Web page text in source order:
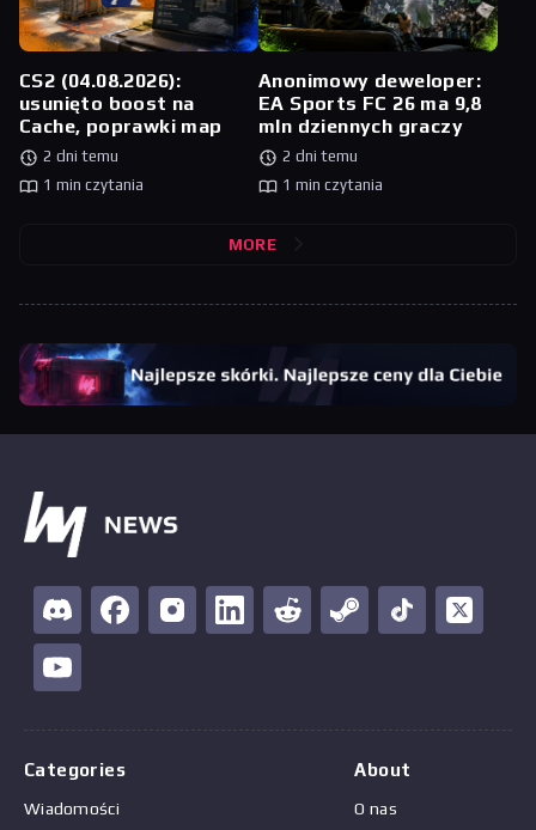
CS2 (04.08.2026):
usunięto boost na
Cache, poprawki map
2 dni temu
1 min czytania
Anonimowy deweloper:
EA Sports FC 26 ma 9,8
mln dziennych graczy
2 dni temu
1 min czytania
MORE
Categories
Wiadomości
About
O nas